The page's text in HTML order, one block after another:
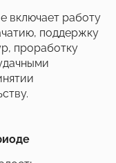
включает работу
поддержку
проработку